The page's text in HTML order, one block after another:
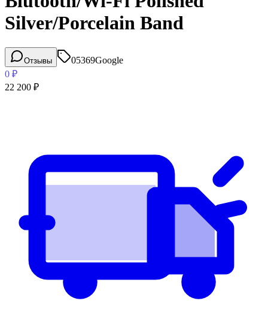
Silver/Porcelain Band
Отзывы 05369Google
0 ₽
22 200 ₽